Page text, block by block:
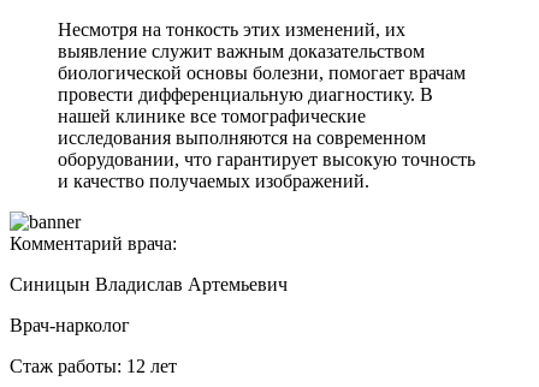
Несмотря на тонкость этих изменений, их
выявление служит важным доказательством
биологической основы болезни, помогает врачам
провести дифференциальную диагностику. В
нашей клинике все томографические
исследования выполняются на современном
оборудовании, что гарантирует высокую точность
и качество получаемых изображений.
Комментарий врача:
Синицын Владислав Артемьевич
Врач-нарколог
Стаж работы: 12 лет